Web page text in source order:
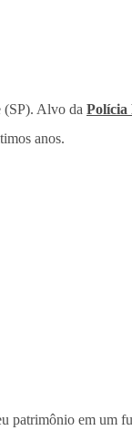
(SP). Alvo da Polícia
anos.
patrimônio em um